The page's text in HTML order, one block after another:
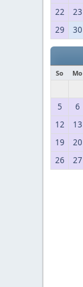
22
23
29
30
So Mo
5
6
12
13
19
20
26
27